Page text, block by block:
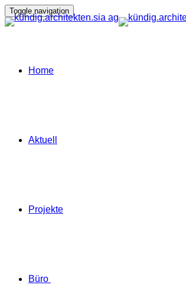
Toggle navigation
Home
Aktuell
Projekte
Büro